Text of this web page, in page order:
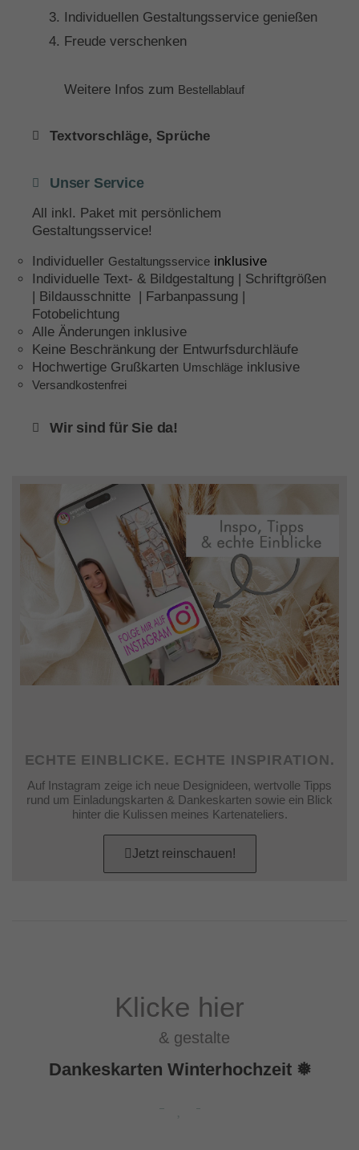
Individuellen Gestaltungsservice genießen
Freude verschenken
Weitere Infos zum Bestellablauf
Textvorschläge, Sprüche
Unser Service
All inkl. Paket mit persönlichem
Gestaltungsservice!
Individueller Gestaltungsservice inklusive
Individuelle Text- & Bildgestaltung | Schriftgrößen
| Bildausschnitte | Farbanpassung |
Fotobelichtung
Alle Änderungen inklusive
Keine Beschränkung der Entwurfsdurchläufe
Hochwertige Grußkarten Umschläge inklusive
Versandkostenfrei
Wir sind für Sie da!
ECHTE EINBLICKE. ECHTE INSPIRATION.
Auf Instagram zeige ich neue Designideen, wertvolle Tipps
rund um Einladungskarten & Dankeskarten sowie ein Blick
hinter die Kulissen meines Kartenateliers.
Jetzt reinschauen!
Klicke hier
& gestalte
Dankeskarten Winterhochzeit ❅